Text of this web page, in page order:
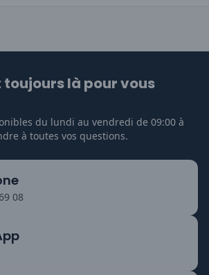
toujours là pour vous
du lundi au vendredi de 09:00 à
à toutes vos questions.
08